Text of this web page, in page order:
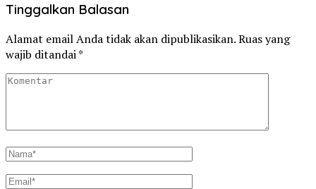
Tinggalkan Balasan
Alamat email Anda tidak akan dipublikasikan.Ruas yang
wajib ditandai*